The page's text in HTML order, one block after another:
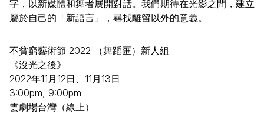
字，以新媒體和舞者展開對話。我們期待在光影之間，建⽴
屬於⾃⼰的「新語⾔」，尋找離留以外的意義。
不貧窮藝術節 2022
（舞蹈匯）新人組
《沒光之後》
2022年11 月12日、 11 月13日
3:00pm, 9:00pm
雲劇場台灣（線上）